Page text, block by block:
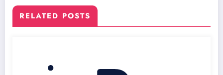
RELATED POSTS